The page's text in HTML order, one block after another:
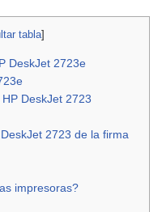
tabla]
DeskJet 2723e
DeskJet 2723
2723 de la firma
impresoras?